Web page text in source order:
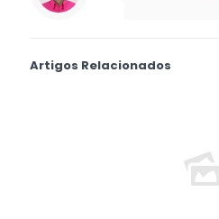
Artigos Relacionados